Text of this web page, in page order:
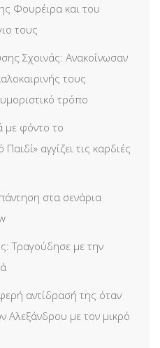
Φουρέιρα και του
τους
Σχοινάς: Ανακοίνωσαν
τους
τρόπο
με φόντο το
αγγίζει τις καρδιές
στα σενάρια
Τραγούδησε με την
αντίδρασή της όταν
Αλεξάνδρου με τον μικρό